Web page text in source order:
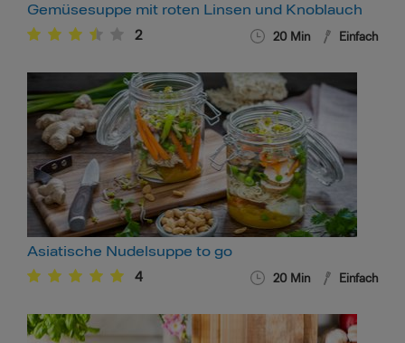
Gemüsesuppe mit roten Linsen und Knoblauch
2 20 Min Einfach
Asiatische Nudelsuppe to go
4 20 Min Einfach